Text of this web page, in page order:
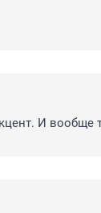
И вообще